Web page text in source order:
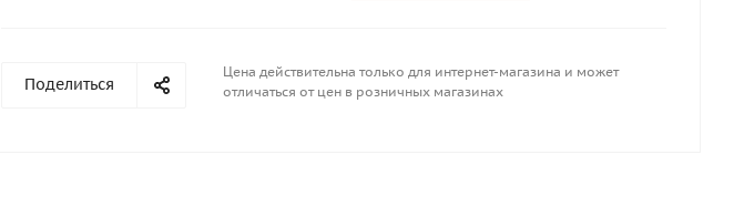
Поделиться
Цена действительна только для интернет-магазина и может
отличаться от цен в розничных магазинах